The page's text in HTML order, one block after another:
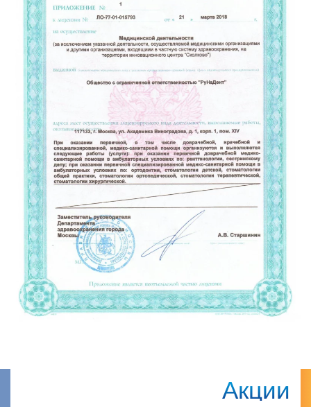
Акции